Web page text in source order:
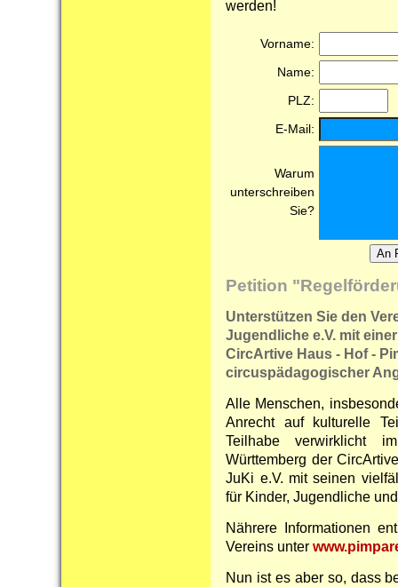
werden!
Vorname:
Name:
PLZ:
E-Mail:
Warum
unterschreiben
Sie?
Petition
Unterstützen Sie den
Jugendliche e.V. mit
CircArtive Haus - Hof -
circuspädagogischer
Alle Menschen,
Anrecht auf kulturelle
Teilhabe verwirklicht
Württemberg der
JuKi e.V. mit seinen
für Kinder, Jugendliche
Nährere Informationen
Vereins unter
Nun ist es aber so, dass